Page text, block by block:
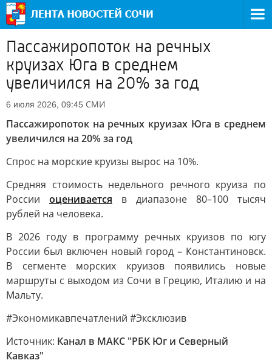
Пассажиропоток на речных
круизах Юга в среднем
увеличился на 20% за год
6 июля 2026, 09:45 СМИ
Пассажиропоток на речных круизах Юга в среднем
увеличился на 20% за год
Спрос на морские круизы вырос на 10%.
Средняя стоимость недельного речного круиза по
России оценивается в диапазоне 80–100 тысяч
рублей на человека.
В 2026 году в программу речных круизов по югу
России был включен новый город – Константиновск.
В сегменте морских круизов появились новые
маршруты с выходом из Сочи в Грецию, Италию и на
Мальту.
#Экономикавпечатлений #Эксклюзив
Источник: Канал в МАКС "РБК Юг и Северный
Кавказ"